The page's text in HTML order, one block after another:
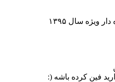
سال ۱۳۹۵
ﻓﯿﻦ ﮐﺮﺩﻩ باشه (: